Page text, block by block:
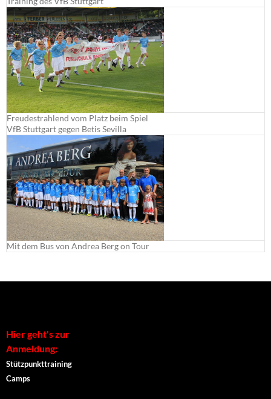
Freudestrahlend vom Platz beim Spiel
VfB Stuttgart gegen Betis Sevilla
Mit dem Bus von Andrea Berg on Tour
Hier geht's zur
Anmeldung:
Stützpunkttraining
Camps